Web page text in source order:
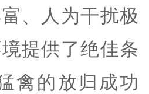
、人为干扰极
提供了绝佳条
禽的放归成功